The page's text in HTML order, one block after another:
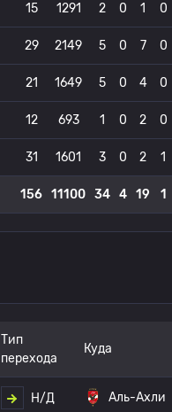
15 1291 2 0 1 0
29 2149 5 0 7 0
21 1649 5 0 4 0
12 693 1 0 2 0
31 1601 3 0 2 1
156 11100 34 4 19 1
Тип
перехода
Куда
Н/Д Аль-Ахли